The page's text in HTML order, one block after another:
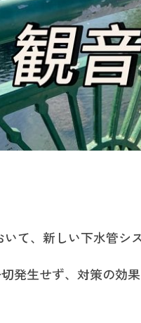
て、新しい下水管シ
発生せず、対策の効果